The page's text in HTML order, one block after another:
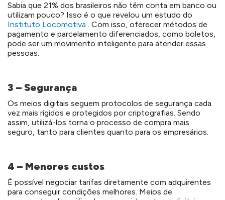
Sabia que 21% dos brasileiros não têm conta em banco ou
utilizam pouco? Isso é o que revelou um estudo do
Instituto Locomotiva . Com isso, oferecer métodos de
pagamento e parcelamento diferenciados, como boletos,
pode ser um movimento inteligente para atender essas
pessoas.
3 – Segurança
Os meios digitais seguem protocolos de segurança cada
vez mais rígidos e protegidos por criptografias. Sendo
assim, utilizá-los torna o processo de compra mais
seguro, tanto para clientes quanto para os empresários.
4 – Menores custos
É possível negociar tarifas diretamente com adquirentes
para conseguir condições melhores. Meios de